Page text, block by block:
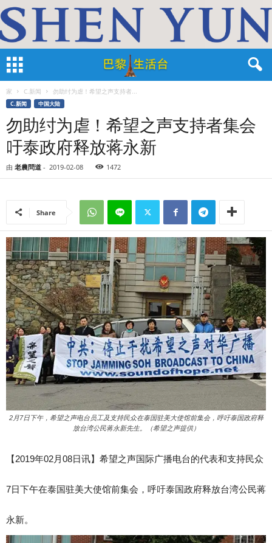
家 C.新闻 勿助纣为虐！希望之声支持者...
C.新闻 中国大陆
勿助纣为虐！希望之声支持者集会
吁泰政府释放蒋永新
由 老農問道 - 2019-02-08 1472
Share
2月7日下午，希望之声电台员工及支持民众在泰国驻美大使馆前集会，呼吁泰国政府释
放台湾公民蒋永新先生。（希望之声提供）
【2019年02月08日讯】希望之声国际广播电台的代表和支持民众
7日下午在泰国驻美大使馆前集会，呼吁泰国政府释放台湾公民蒋
永新。